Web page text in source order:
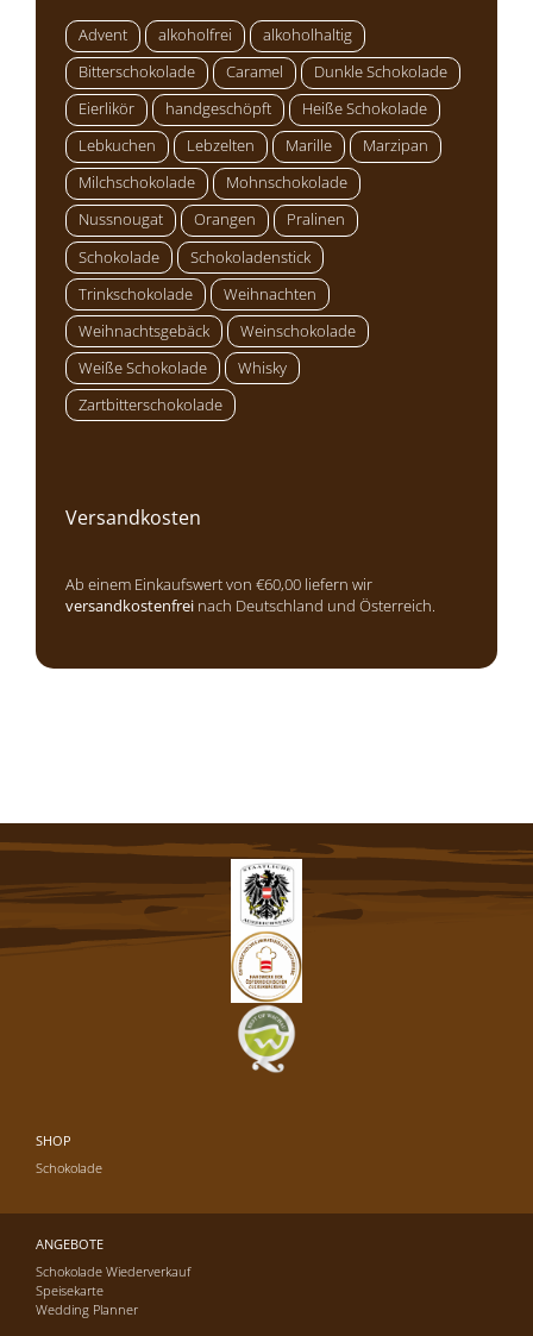
Advent alkoholfrei
alkoholhaltig
Bitterschokolade
Caramel
Dunkle Schokolade
Eierlikör
handgeschöpft
Heiße Schokolade
Lebkuchen
Lebzelten Marille
Marzipan
Milchschokolade
Mohnschokolade
Nussnougat
Orangen
Pralinen
Schokolade
Schokoladenstick
Trinkschokolade
Weihnachten
Weihnachtsgebäck
Weinschokolade
Weiße Schokolade
Whisky
Zartbitterschokolade
Versandkosten
Ab einem Einkaufswert von €60,00 liefern wir
versandkostenfrei nach Deutschland und Österreich.
SHOP
Schokolade
ANGEBOTE
Schokolade Wiederverkauf
Speisekarte
Wedding Planner